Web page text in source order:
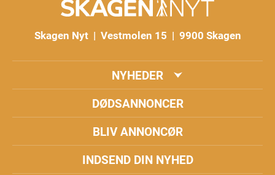
Skagen Nyt | Vestmolen 15 | 9900 Skagen
NYHEDER
DØDSANNONCER
BLIV ANNONCØR
INDSEND DIN NYHED